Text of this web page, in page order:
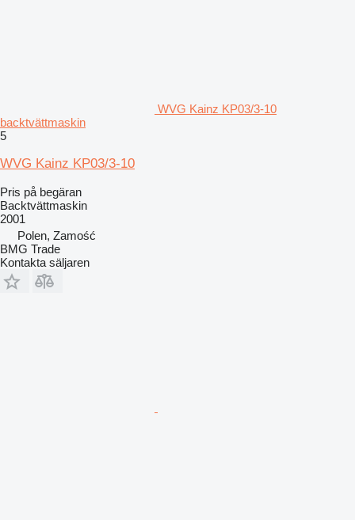
WVG Kainz KP03/3-10
backtvättmaskin
5
WVG Kainz KP03/3-10
Pris på begäran
Backtvättmaskin
2001
Polen, Zamość
BMG Trade
Kontakta säljaren